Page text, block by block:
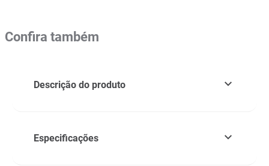
Confira também
Descrição do produto
Especificações